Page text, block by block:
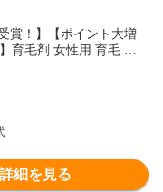
賞！】【ポイント大増
育毛剤 女性用 育毛 薬
頭皮ケア レディース 15
詳細を見る